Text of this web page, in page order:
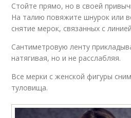
Стойте прямо, но в своей
На талию повяжите шнурок или
снятие мерок, связанных с
Сантиметровую ленту
натягивая, но и не расслабляя.
Все мерки с женской фигуры
туловища.